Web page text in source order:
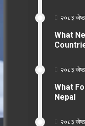
२०८३
What
२०८३
What
Nepal
२०८३